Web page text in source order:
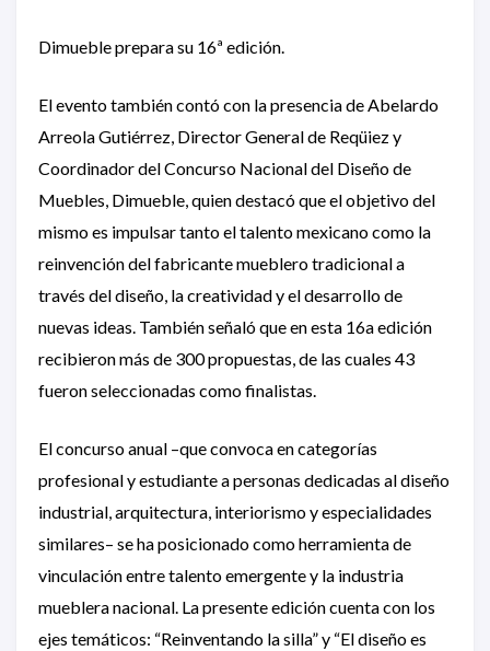
Dimueble prepara su 16ª edición.
El evento también contó con la presencia de Abelardo
Arreola Gutiérrez, Director General de Reqüiez y
Coordinador del Concurso Nacional del Diseño de
Muebles, Dimueble, quien destacó que el objetivo del
mismo es impulsar tanto el talento mexicano como la
reinvención del fabricante mueblero tradicional a
través del diseño, la creatividad y el desarrollo de
nuevas ideas. También señaló que en esta 16a edición
recibieron más de 300 propuestas, de las cuales 43
fueron seleccionadas como finalistas.
El concurso anual –que convoca en categorías
profesional y estudiante a personas dedicadas al diseño
industrial, arquitectura, interiorismo y especialidades
similares– se ha posicionado como herramienta de
vinculación entre talento emergente y la industria
mueblera nacional. La presente edición cuenta con los
ejes temáticos: “Reinventando la silla” y “El diseño es